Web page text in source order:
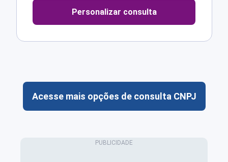
Personalizar consulta
Acesse mais opções de consulta CNPJ